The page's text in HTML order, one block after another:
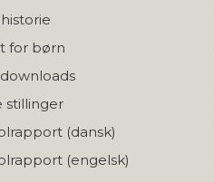
for børn
stillinger
(dansk)
(engelsk)